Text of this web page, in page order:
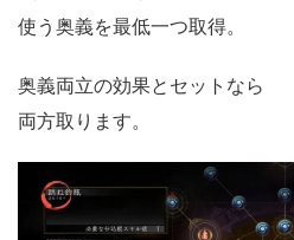
使う奥義を最低一つ取得。
奥義両立の効果とセットなら
両方取ります。